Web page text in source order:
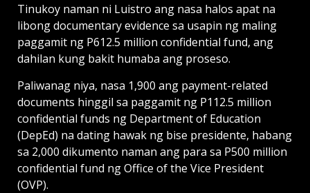
Tinukoy naman ni Luistro ang nasa halos apat na
libong documentary evidence sa usapin ng maling
paggamit ng P612.5 million confidential fund, ang
dahilan kung bakit humaba ang proseso.
Paliwanag niya, nasa 1,900 ang payment-related
documents hinggil sa paggamit ng P112.5 million
confidential funds ng Department of Education
(DepEd) na dating hawak ng bise presidente, habang
sa 2,000 dikumento naman ang para sa P500 million
confidential fund ng Office of the Vice President
(OVP).